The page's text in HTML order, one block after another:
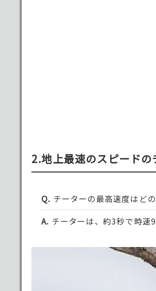
2.地上最速のスピードの
チーターの最高速度はど
チーターは、約3秒で時速